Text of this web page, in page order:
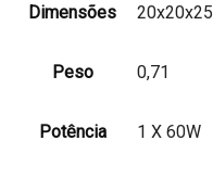
Dimensões 20x20x25
Peso 0,71
Potência 1 X 60W